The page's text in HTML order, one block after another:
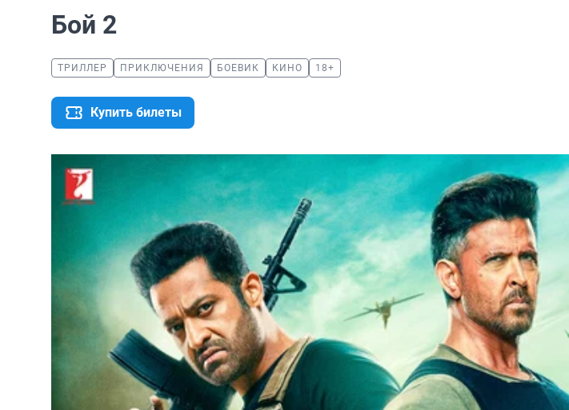
Бой 2
ТРИЛЛЕР ПРИКЛЮЧЕНИЯ БОЕВИК КИНО 18+
Купить билеты